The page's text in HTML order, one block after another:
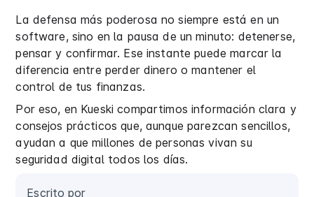
La defensa más poderosa no siempre está en un
software, sino en la pausa de un minuto: detenerse,
pensar y confirmar. Ese instante puede marcar la
diferencia entre perder dinero o mantener el
control de tus finanzas.
Por eso, en Kueski compartimos información clara y
consejos prácticos que, aunque parezcan sencillos,
ayudan a que millones de personas vivan su
seguridad digital todos los días.
Escrito por